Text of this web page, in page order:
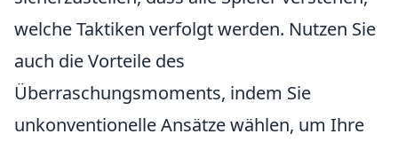
welche Taktiken verfolgt werden. Nutzen Sie
auch die Vorteile des
Überraschungsmoments, indem Sie
unkonventionelle Ansätze wählen, um Ihre